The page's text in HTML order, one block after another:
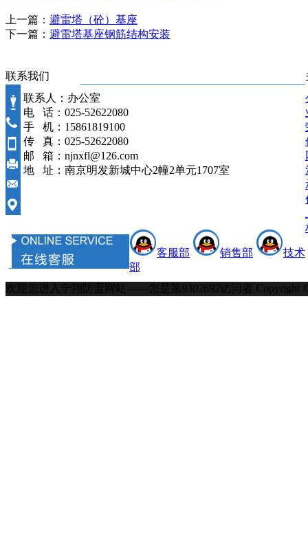
上一篇： 避雷塔（砼）基座
下一篇： 避雷塔基座钢筋结构安装
联系我们
联系人：办公室
电 话：025-52622080
手 机：15861819100
传 真：025-52622080
邮 箱：njnxfl@126.com
地 址：南京明发新城中心2幢2单元1707室
客服部 销售部
技术
部
欢迎您进入宁翔防雷网站——您是第 9302692访问者 Copyright